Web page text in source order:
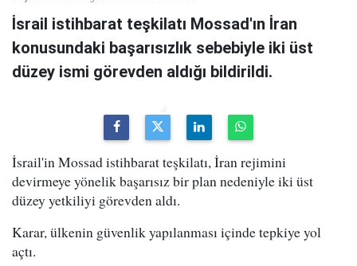
İsrail istihbarat teşkilatı Mossad'ın İran
konusundaki başarısızlık sebebiyle iki üst
düzey ismi görevden aldığı bildirildi.
İsrail'in Mossad istihbarat teşkilatı, İran rejimini
devirmeye yönelik başarısız bir plan nedeniyle iki üst
düzey yetkiliyi görevden aldı.
Karar, ülkenin güvenlik yapılanması içinde tepkiye yol
açtı.